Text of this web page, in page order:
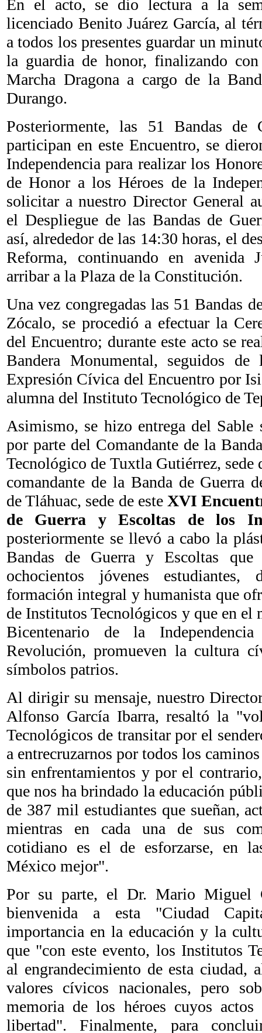
En el acto, se dio lectura a la
licenciado Benito Juárez García, al
a todos los presentes guardar un
la guardia de honor, finalizando
Marcha Dragona a cargo de la
Durango.
Posteriormente, las 51 Bandas de
participan en este Encuentro, se
Independencia para realizar los
de Honor a los Héroes de la
solicitar a nuestro Director General
el Despliegue de las Bandas de
así, alrededor de las 14:30 horas, el
Reforma, continuando en avenida
arribar a la Plaza de la Constitución.
Una vez congregadas las 51 Bandas
Zócalo, se procedió a efectuar la
del Encuentro; durante este acto se
Bandera Monumental, seguidos
Expresión Cívica del Encuentro por
alumna del Instituto Tecnológico de
Asimismo, se hizo entrega del Sable
por parte del Comandante de la
Tecnológico de Tuxtla Gutiérrez, sede
comandante de la Banda de Guerra
de Tláhuac, sede de esteXVI
de Guerra y Escoltas de los
posteriormente se llevó a cabo la
Bandas de Guerra y Escoltas
ochocientos jóvenes
formación integral y humanista que
de Institutos Tecnológicos y que en el
Bicentenario de la
Revolución, promueven la cultura
símbolos patrios.
Al dirigir su mensaje, nuestro
Alfonso García Ibarra, resaltó la
Tecnológicos de transitar por el
a entrecruzarnos por todos los
sin enfrentamientos y por el
que nos ha brindado la educación
de 387 mil estudiantes que sueñan,
mientras en cada una de sus
cotidiano es el de esforzarse, en
México mejor".
Por su parte, el Dr. Mario Miguel
bienvenida a esta "Ciudad
importancia en la educación y la
que "con este evento, los Institutos
al engrandecimiento de esta ciudad,
valores cívicos nacionales, pero
memoria de los héroes cuyos
libertad". Finalmente, para